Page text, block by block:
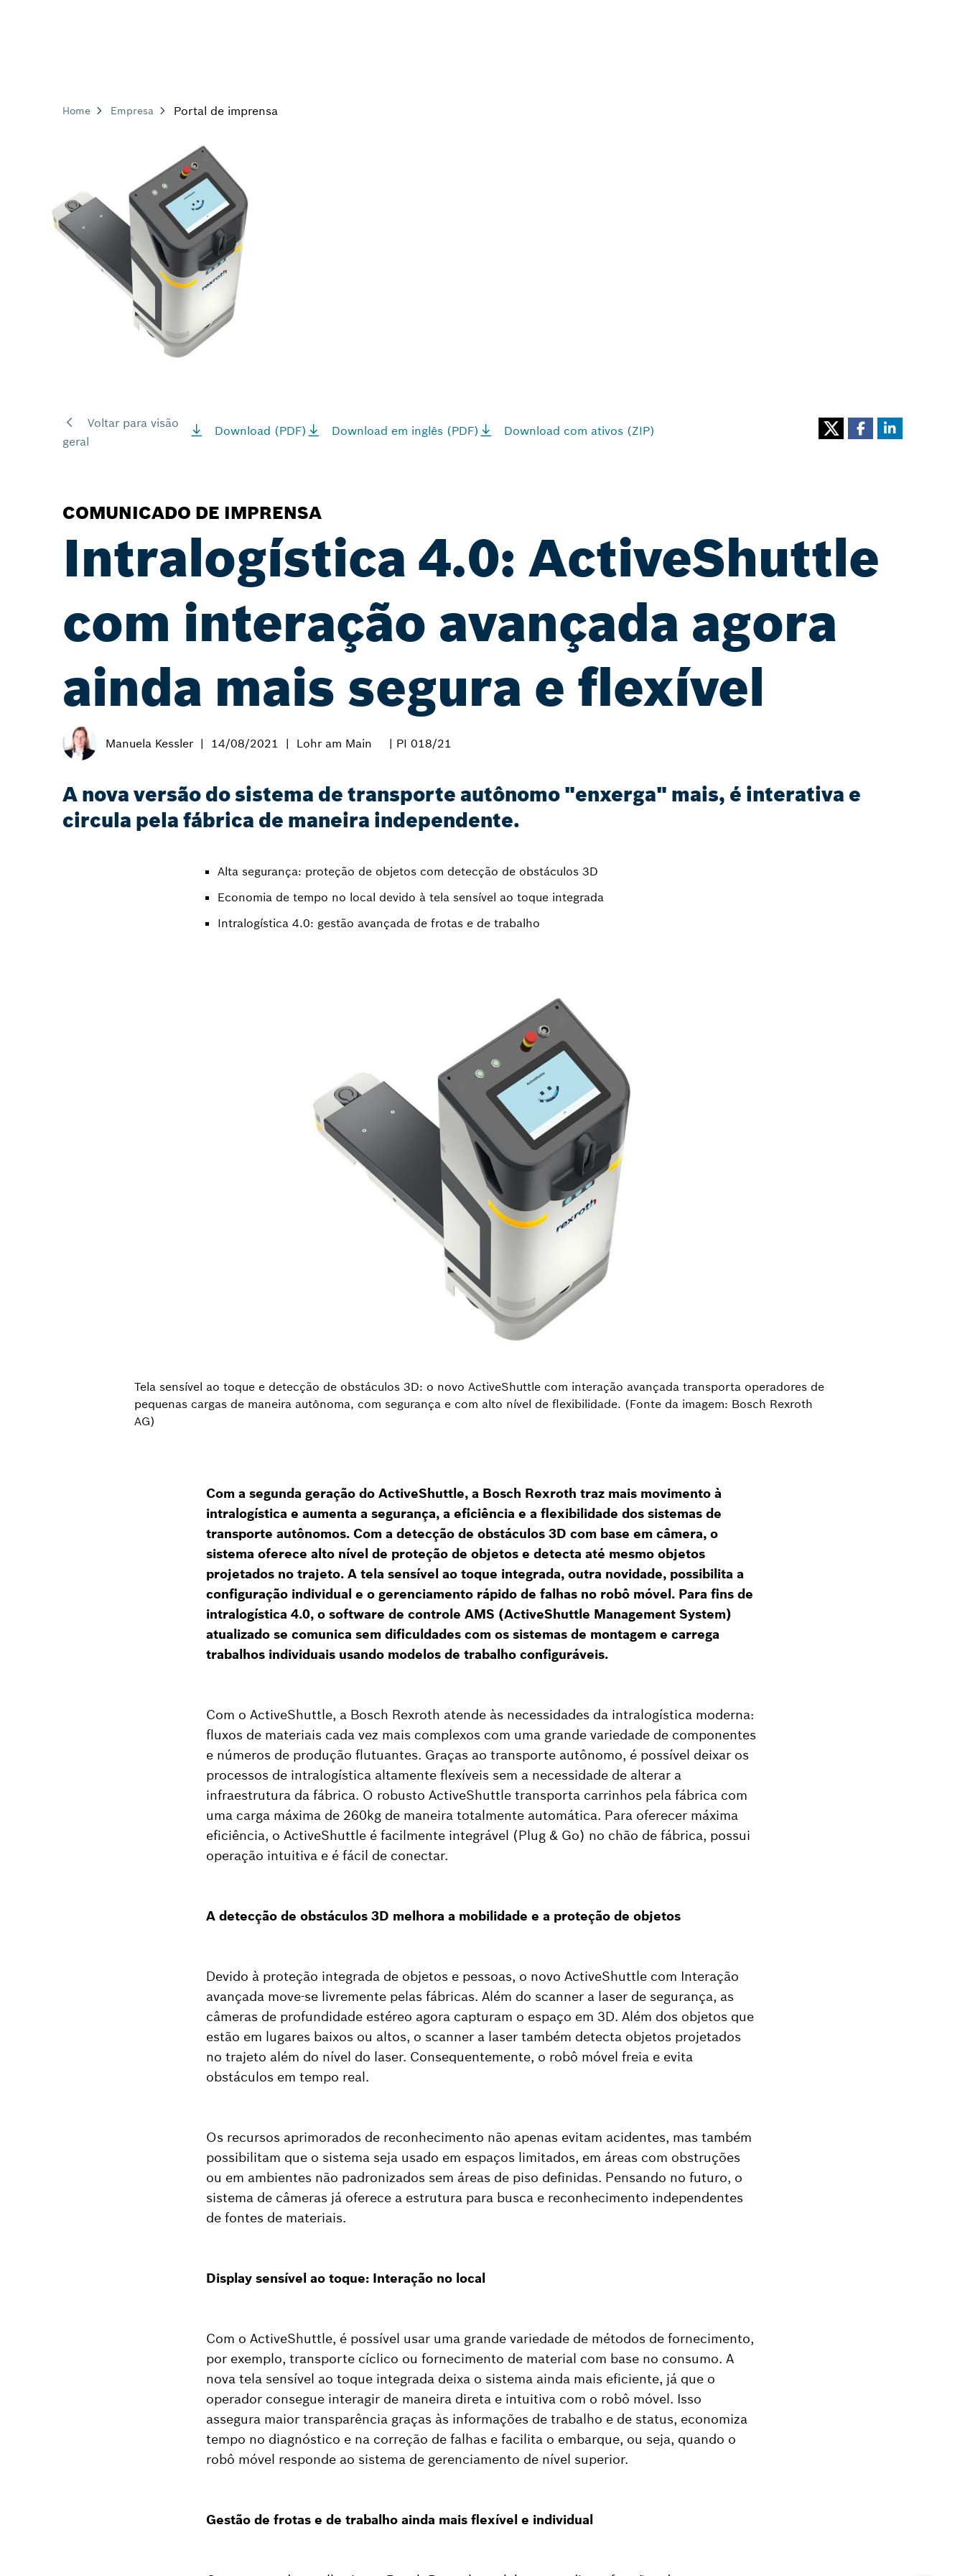
Home Empresa Portal de imprensa
Voltar para visão
geral
Download (PDF) Download em inglês (PDF) Download com ativos (ZIP)
COMUNICADO DE IMPRENSA
Intralogística 4.0: ActiveShuttle
com interação avançada agora
ainda mais segura e flexível
Manuela Kessler 14/08/2021 Lohr am Main | PI 018/21
A nova versão do sistema de transporte autônomo "enxerga" mais, é interativa e
circula pela fábrica de maneira independente.
Alta segurança: proteção de objetos com detecção de obstáculos 3D
Economia de tempo no local devido à tela sensível ao toque integrada
Intralogística 4.0: gestão avançada de frotas e de trabalho
Tela sensível ao toque e detecção de obstáculos 3D: o novo ActiveShuttle com interação avançada transporta operadores de
pequenas cargas de maneira autônoma, com segurança e com alto nível de flexibilidade. (Fonte da imagem: Bosch Rexroth
AG)
Com a segunda geração do ActiveShuttle, a Bosch Rexroth traz mais movimento à
intralogística e aumenta a segurança, a eficiência e a flexibilidade dos sistemas de
transporte autônomos. Com a detecção de obstáculos 3D com base em câmera, o
sistema oferece alto nível de proteção de objetos e detecta até mesmo objetos
projetados no trajeto. A tela sensível ao toque integrada, outra novidade, possibilita a
configuração individual e o gerenciamento rápido de falhas no robô móvel. Para fins de
intralogística 4.0, o software de controle AMS (ActiveShuttle Management System)
atualizado se comunica sem dificuldades com os sistemas de montagem e carrega
trabalhos individuais usando modelos de trabalho configuráveis.
Com o ActiveShuttle, a Bosch Rexroth atende às necessidades da intralogística moderna:
fluxos de materiais cada vez mais complexos com uma grande variedade de componentes
e números de produção flutuantes. Graças ao transporte autônomo, é possível deixar os
processos de intralogística altamente flexíveis sem a necessidade de alterar a
infraestrutura da fábrica. O robusto ActiveShuttle transporta carrinhos pela fábrica com
uma carga máxima de 260kg de maneira totalmente automática. Para oferecer máxima
eficiência, o ActiveShuttle é facilmente integrável (Plug & Go) no chão de fábrica, possui
operação intuitiva e é fácil de conectar.
A detecção de obstáculos 3D melhora a mobilidade e a proteção de objetos
Devido à proteção integrada de objetos e pessoas, o novo ActiveShuttle com Interação
avançada move-se livremente pelas fábricas. Além do scanner a laser de segurança, as
câmeras de profundidade estéreo agora capturam o espaço em 3D. Além dos objetos que
estão em lugares baixos ou altos, o scanner a laser também detecta objetos projetados
no trajeto além do nível do laser. Consequentemente, o robô móvel freia e evita
obstáculos em tempo real.
Os recursos aprimorados de reconhecimento não apenas evitam acidentes, mas também
possibilitam que o sistema seja usado em espaços limitados, em áreas com obstruções
ou em ambientes não padronizados sem áreas de piso definidas. Pensando no futuro, o
sistema de câmeras já oferece a estrutura para busca e reconhecimento independentes
de fontes de materiais.
Display sensível ao toque: Interação no local
Com o ActiveShuttle, é possível usar uma grande variedade de métodos de fornecimento,
por exemplo, transporte cíclico ou fornecimento de material com base no consumo. A
nova tela sensível ao toque integrada deixa o sistema ainda mais eficiente, já que o
operador consegue interagir de maneira direta e intuitiva com o robô móvel. Isso
assegura maior transparência graças às informações de trabalho e de status, economiza
tempo no diagnóstico e na correção de falhas e facilita o embarque, ou seja, quando o
robô móvel responde ao sistema de gerenciamento de nível superior.
Gestão de frotas e de trabalho ainda mais flexível e individual